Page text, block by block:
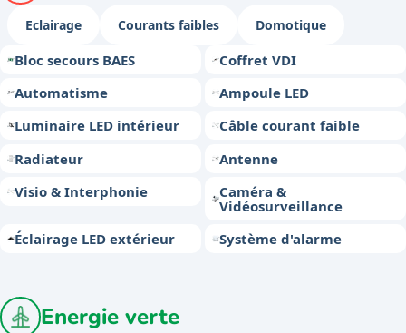
Eclairage Courants faibles Domotique
Bloc secours BAES
Coffret VDI
Automatisme
Ampoule LED
Luminaire LED intérieur
Câble courant faible
Radiateur
Antenne
Visio & Interphonie
Caméra &
Vidéosurveillance
Éclairage LED extérieur
Système d'alarme
Energie verte